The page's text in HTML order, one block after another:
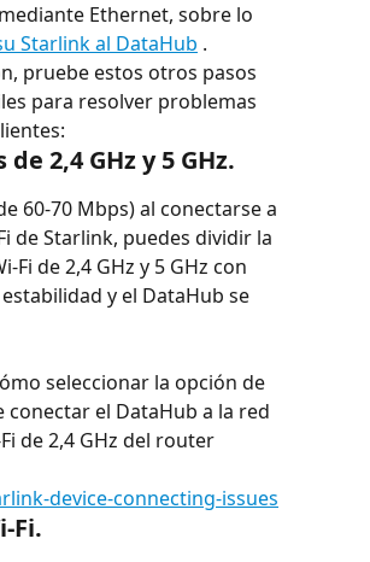
Ethernet, sobre lo
Starlink al DataHub .
pruebe estos otros pasos
para resolver problemas
2,4 GHz y 5 GHz.
60-70 Mbps) al conectarse a
de Starlink, puedes dividir la
de 2,4 GHz y 5 GHz con
y el DataHub se
seleccionar la opción de
conectar el DataHub a la red
de 2,4 GHz del router
device-connecting-issues
Fi.